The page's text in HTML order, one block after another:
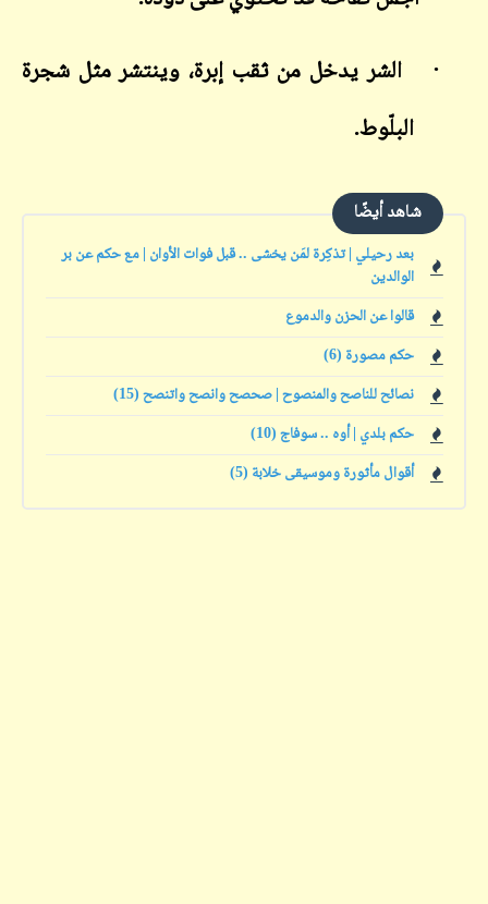
·
الشر يدخل من ثقب إبرة، وينتشر مثل شجرة
البلّوط.
شاهد أيضًا
بعد رحيلي | تذكِرة لمَن يخشى .. قبل فوات الأوان | مع حكم عن بر
الوالدين
قالوا عن الحزن والدموع
حكم مصورة (6)
نصائح للناصح والمنصوح | صحصح وانصح واتنصح (15)
حكم بلدي | أوه .. سوفاج (10)
أقوال مأثورة وموسيقى خلابة (5)